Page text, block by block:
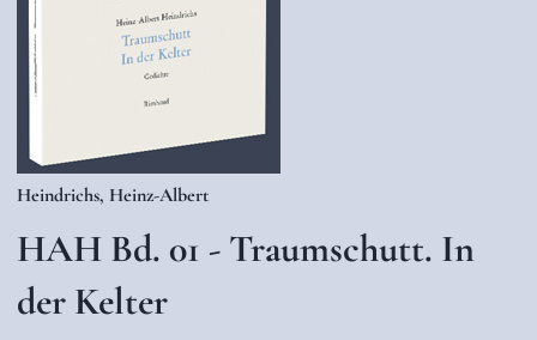
Heindrichs, Heinz-Albert
HAH Bd. 01 - Traumschutt. In
der Kelter